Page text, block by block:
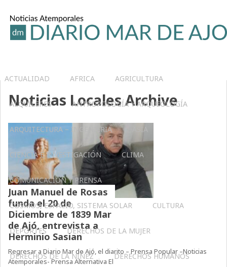
ACTUALIDAD AFRICA AGRICULTURA
ALQUILERES ANTROPOLOGÍA Y ARQUEOLOGÍA
ARQUITECTURA – INGENIERIA ASIA
CIENCIA E INVESTIGACIÓN CLIMA
COMUNICACIÓN Y PRENSA
COSMOS, ESPACIO, SISTEMA SOLAR CULTURA
DEPORTES DERECHOS DE LA MUJER
DERECHOS DE LA NIÑEZ DERECHOS HUMANOS
Noticias Locales Archive
Juan Manuel de Rosas
funda el 20 de
Diciembre de 1839 Mar
de Ajó, entrevista a
Herminio Sasian
Regresar a Diario Mar de Ajó, el diarito – Prensa Popular –Noticias
Atemporales- Prensa Alternativa El